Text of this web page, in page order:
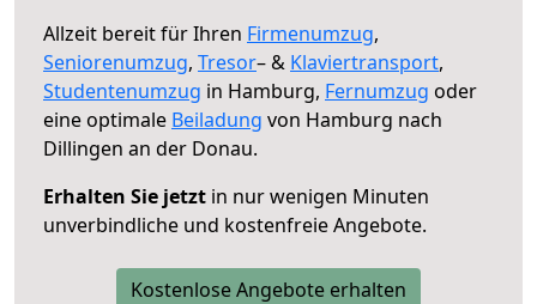
Allzeit bereit für Ihren Firmenumzug,
Seniorenumzug, Tresor– & Klaviertransport,
Studentenumzug in Hamburg, Fernumzug oder
eine optimale Beiladung von Hamburg nach
Dillingen an der Donau.
Erhalten Sie jetzt in nur wenigen Minuten
unverbindliche und kostenfreie Angebote.
Kostenlose Angebote erhalten